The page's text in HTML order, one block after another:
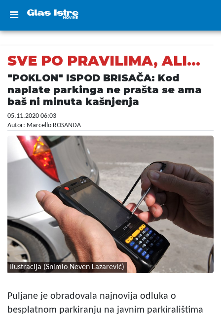
SVE PO PRAVILIMA, ALI…
"POKLON" ISPOD BRISAČA: Kod
naplate parkinga ne prašta se ama
baš ni minuta kašnjenja
05.11.2020 06:03
Autor: Marcello ROSANDA
Ilustracija (Snimio Neven Lazarević)
Puljane je obradovala najnovija odluka o
besplatnom parkiranju na javnim parkiralištima